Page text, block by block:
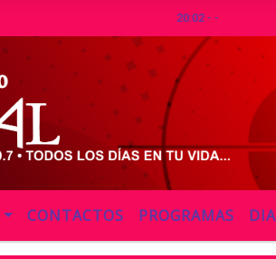
CONTACTOS PROGRAMAS